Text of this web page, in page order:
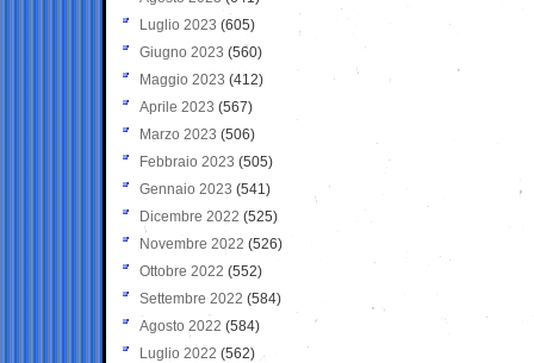
Luglio 2023 (605)
Giugno 2023 (560)
Maggio 2023 (412)
Aprile 2023 (567)
Marzo 2023 (506)
Febbraio 2023 (505)
Gennaio 2023 (541)
Dicembre 2022 (525)
Novembre 2022 (526)
Ottobre 2022 (552)
Settembre 2022 (584)
Agosto 2022 (584)
Luglio 2022 (562)